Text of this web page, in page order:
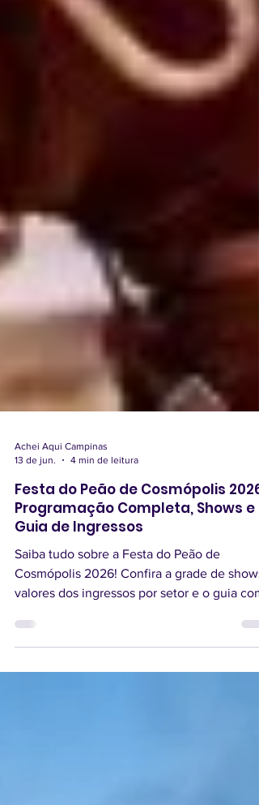
Achei Aqui Campinas
13 de jun.
4 min de leitura
Programação Completa, Shows e
Guia de Ingressos
Cosmópolis 2026! Confira a grade de
valores dos ingressos por setor e o guia com